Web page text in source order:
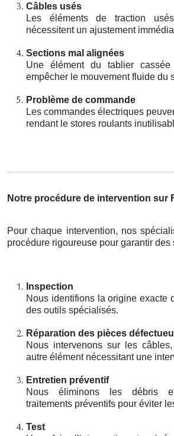
Câbles usés
Les éléments de traction
nécessitent un ajustement
Sections mal alignées
Une élément du tablier
empêcher le mouvement fluide du
Problème de commande
Les commandes électriques
rendant le stores roulants
Notre procédure de intervention sur
Pour chaque intervention, nos
procédure rigoureuse pour garantir des
Inspection
Nous identifions la origine exacte
des outils spécialisés.
Réparation des pièces
Nous intervenons sur les
autre élément nécessitant une
Entretien préventif
Nous éliminons les débris
traitements préventifs pour éviter
Test